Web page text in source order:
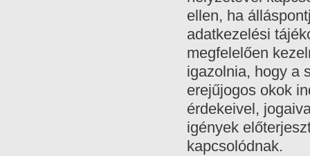
ellen, ha
adatkezelési
megfelelően
igazolnia, hogy a
erejűjogos okok
érdekeivel,
igények
kapcsolódnak.